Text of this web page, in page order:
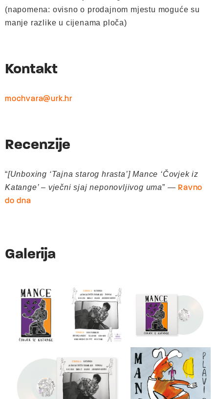
(napomena: ovisno o prodajnom mjestu moguće su
manje razlike u cijenama ploča)
Kontakt
mochvara@urk.hr
Recenzije
“[Unboxing ‘Tajna starog hrasta’] Mance ‘Čovjek iz
Katange’ – vječni sjaj neponovljivog uma” — Ravno
do dna
Galerija